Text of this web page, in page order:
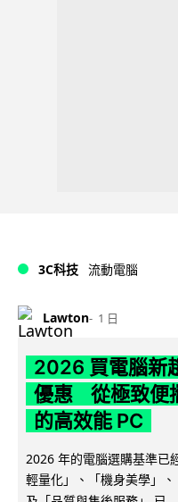
3C科技 流動電腦
Lawton 1 日
2026 買電腦新
優惠 從極致便
的高效能 PC
2026 年的電腦選購基準已
輕量化」、「機身美學」